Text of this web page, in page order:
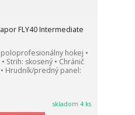
FLY40 Intermediate
hokej •
Strih: skosený • Chránič
Hrudník/predný panel:
skladom 4 ks